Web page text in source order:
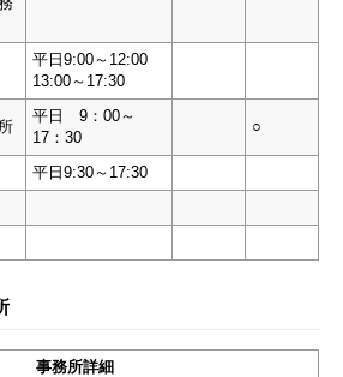
平日9:00～12:00
13:00～17:30
平日 9：00～
17：30
○
平日9:30～17:30
事務所詳細